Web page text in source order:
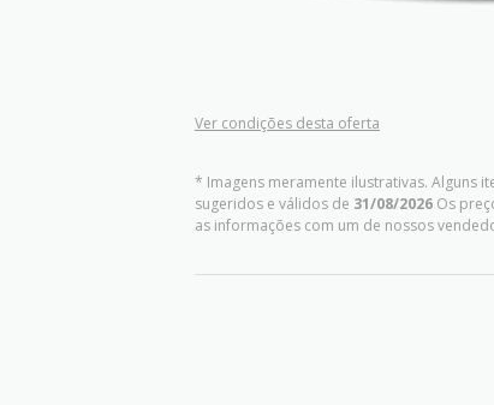
Ver condições desta oferta
* Imagens meramente ilustrativas. Alguns
sugeridos e válidos de 31/08/2026 Os
as informações com um de nossos